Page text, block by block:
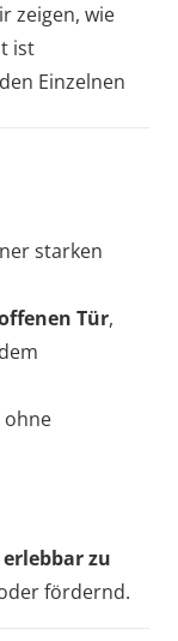
zeigen, wie
ist
Einzelnen
starken
Tür,
ohne
zu
fördernd.